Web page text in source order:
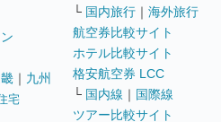
｜ 九州
宅
└ 国内旅行 ｜ 海外旅行
航空券比較サイト
ホテル比較サイト
格安航空券 LCC
└ 国内線 ｜ 国際線
ツアー比較サイト